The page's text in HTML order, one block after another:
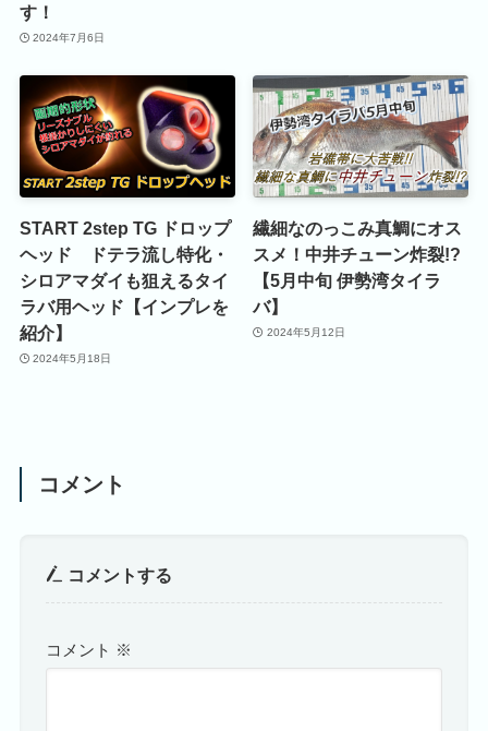
す！
2024年7月6日
START 2step TG ドロップ
ヘッド ドテラ流し特化・
シロアマダイも狙えるタイ
ラバ用ヘッド【インプレを
紹介】
2024年5月18日
繊細なのっこみ真鯛にオス
スメ！中井チューン炸裂!?
【5月中旬 伊勢湾タイラ
バ】
2024年5月12日
コメント
コメントする
コメント ※